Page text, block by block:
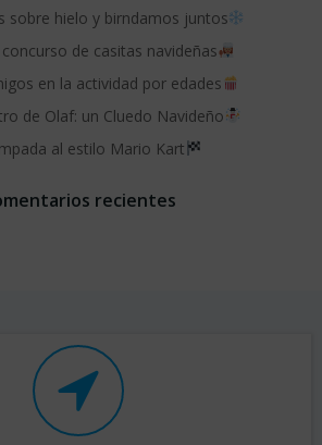
sobre hielo y birndamos juntos
de casitas navideñas
en la actividad por edades
de Olaf: un Cluedo Navideño
al estilo Mario Kart
recientes